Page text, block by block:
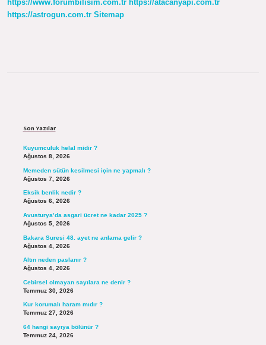
Yapabilir
https://www.forumbilisim.com.tr https://atacanyapi.com.tr
https://astrogun.com.tr Sitemap
Son Yazılar
Kuyumculuk helal midir ?
Ağustos 8, 2026
Memeden sütün kesilmesi için ne yapmalı ?
Ağustos 7, 2026
Eksik benlik nedir ?
Ağustos 6, 2026
Avusturya’da asgari ücret ne kadar 2025 ?
Ağustos 5, 2026
Bakara Suresi 48. ayet ne anlama gelir ?
Ağustos 4, 2026
Altın neden paslanır ?
Ağustos 4, 2026
Cebirsel olmayan sayılara ne denir ?
Temmuz 30, 2026
Kur korumalı haram mıdır ?
Temmuz 27, 2026
64 hangi sayıya bölünür ?
Temmuz 24, 2026